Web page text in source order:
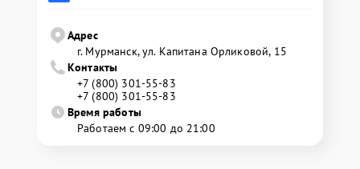
Адрес
г. Мурманск, ул. Капитана Орликовой, 15
Контакты
+7 (800) 301-55-83
+7 (800) 301-55-83
Время работы
Работаем с 09:00 до 21:00